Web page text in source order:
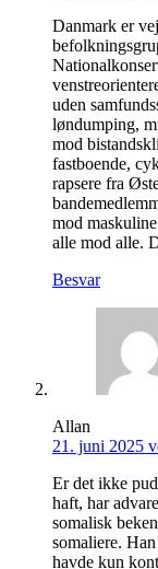
Danmark er
uden
løndumping,
mod
fastboende,
rapsere fra
mod
alle mod alle.
Besvar
Allan
21. juni 2025
Er det ikke
haft, har
somalisk
somaliere.
havde kun